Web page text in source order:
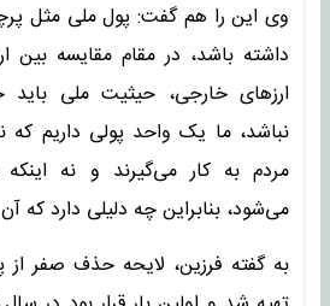
وی این را هم گفت: پول ملی مثل
داشته باشد، در مقام مقایسه
ارزهای خارجی، حیثیت ملی
نباشد، ما یک واحد پولی داریم که
مردم به کار می‌گیرند و نه اینکه
می‌شود، بنابراین چه دلیلی دارد که